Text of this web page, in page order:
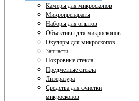
Камеры для микроскопов
Микропрепараты
Наборы для опытов
Объективы для микроскопов
Окуляры для микроскопов
Запчасти
Покровные стекла
Предметные стекла
Литература
Средства для очистки
микроскопов